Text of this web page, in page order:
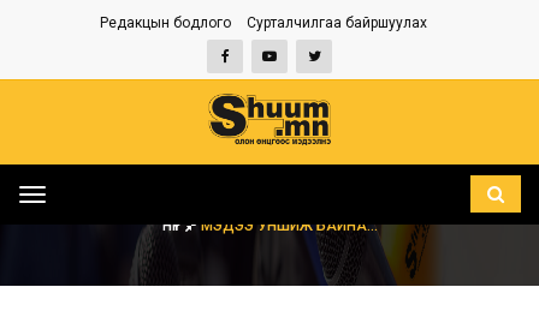
Редакцын бодлого Сурталчилгаа байршуулах
Toggle
НҮҮР МЭДЭЭ УНШИЖ БАЙНА...